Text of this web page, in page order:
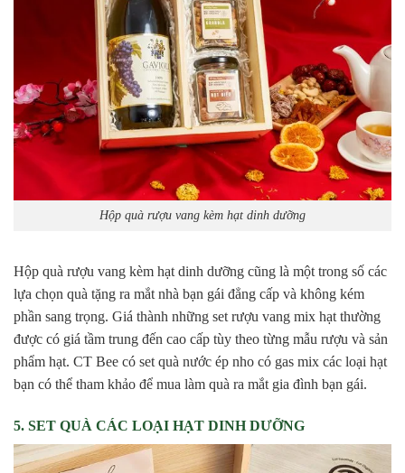
Hộp quà rượu vang kèm hạt dinh dưỡng
Hộp quà rượu vang kèm hạt dinh dưỡng cũng là một trong số các
lựa chọn quà tặng ra mắt nhà bạn gái đẳng cấp và không kém
phần sang trọng. Giá thành những set rượu vang mix hạt thường
được có giá tầm trung đến cao cấp tùy theo từng mẫu rượu và sản
phẩm hạt. CT Bee có set quà nước ép nho có gas mix các loại hạt
bạn có thể tham khảo để mua làm quà ra mắt gia đình bạn gái.
5. SET QUÀ CÁC LOẠI HẠT DINH DƯỠNG